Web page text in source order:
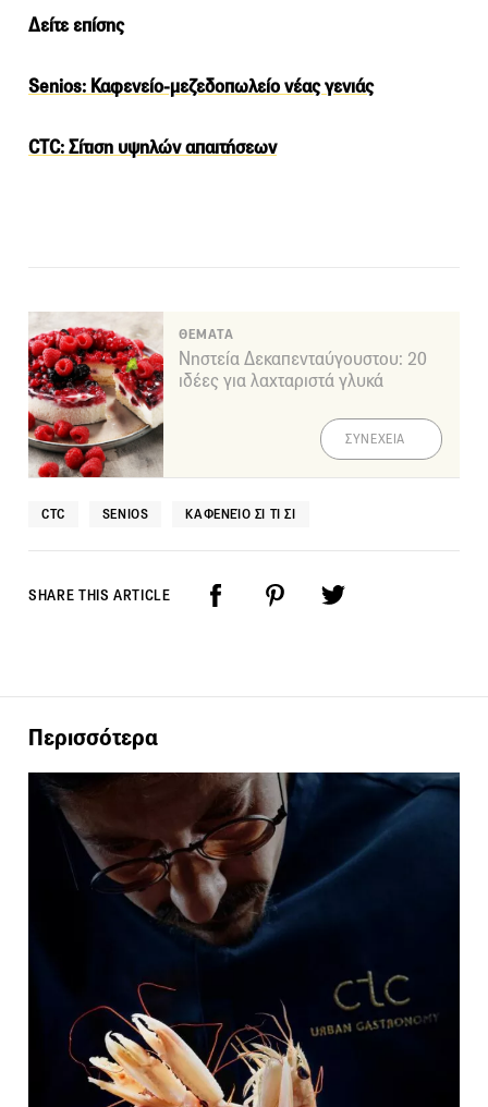
Δείτε επίσης
Senios: Καφενείο-μεζεδοπωλείο νέας γενιάς
CTC: Σίτιση υψηλών απαιτήσεων
ΘΕΜΑΤΑ
Νηστεία Δεκαπενταύγουστου: 20
ιδέες για λαχταριστά γλυκά
ΣΥΝΕΧΕΙΑ
CTC SENIOS ΚΑΦΕΝΕΊΟ ΣΙ ΤΙ ΣΙ
SHARE THIS ARTICLE
Περισσότερα